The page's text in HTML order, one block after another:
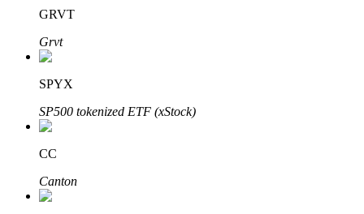
Сервис заимствований, обеспеченных криптовалютой
GRVT
Grvt
SPYX
SP500 tokenized ETF (xStock)
CC
Canton